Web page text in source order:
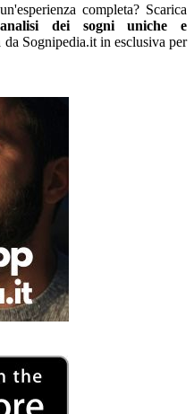
completa? Scarica
dei sogni uniche e
Sognipedia.it in esclusiva per